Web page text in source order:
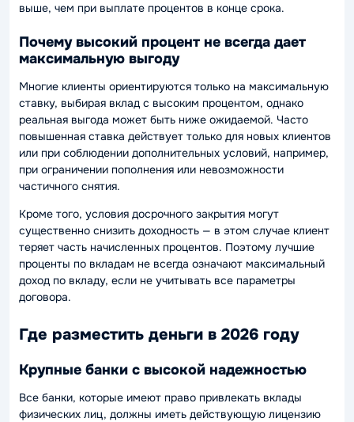
выше, чем при выплате процентов в конце срока.
Почему высокий процент не всегда дает
максимальную выгоду
Многие клиенты ориентируются только на максимальную
ставку, выбирая вклад с высоким процентом, однако
реальная выгода может быть ниже ожидаемой. Часто
повышенная ставка действует только для новых клиентов
или при соблюдении дополнительных условий, например,
при ограничении пополнения или невозможности
частичного снятия.
Кроме того, условия досрочного закрытия могут
существенно снизить доходность — в этом случае клиент
теряет часть начисленных процентов. Поэтому лучшие
проценты по вкладам не всегда означают максимальный
доход по вкладу, если не учитывать все параметры
договора.
Где разместить деньги в 2026 году
Крупные банки с высокой надежностью
Все банки, которые имеют право привлекать вклады
физических лиц, должны иметь действующую лицензию